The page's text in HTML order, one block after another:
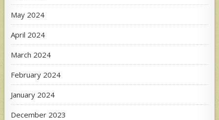
May 2024
April 2024
March 2024
February 2024
January 2024
December 2023